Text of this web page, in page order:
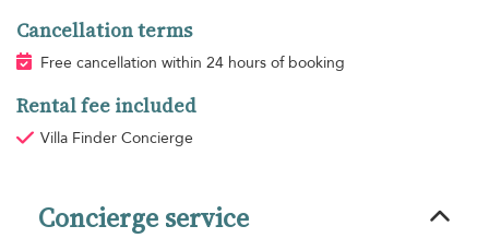
Cancellation terms
Free cancellation within 24 hours of booking
Rental fee included
Villa Finder Concierge
Concierge service